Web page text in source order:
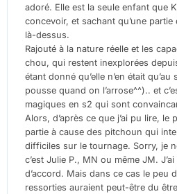
adoré. Elle est la seule enfant que
concevoir, et sachant qu’une
là-dessus.
Rajouté à la nature réelle et les
chou, qui restent inexplorées
étant donné qu’elle n’en était
pousse quand on l’arrose^^).. et
magiques en s2 qui sont
Alors, d’après ce que j’ai pu lire, le
partie à cause des pitchoun qui
difficiles sur le tournage. Sorry, je
c’est Julie P., MN ou même JM.
d’accord. Mais dans ce cas le peu
ressorties auraient peut-être du